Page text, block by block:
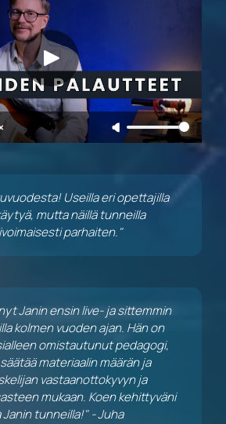
Useilla eri opettajilla
mutta näillä tunneilla
parhaiten."
Janin ensin live- ja sittemmin
kolmen vuoden ajan. Hän on
omistautunut pedagogi,
materiaalin määrän ja
vastaanottokyvyn ja
mukaan. Koen kehittyväni
tunneilla!" - Juha